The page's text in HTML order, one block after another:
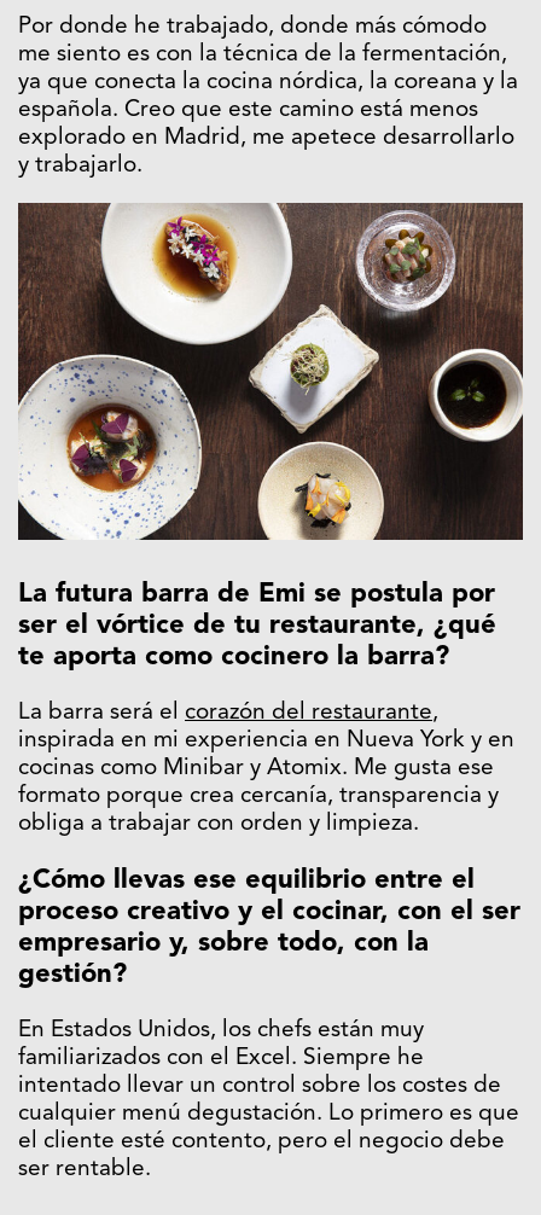
Por donde he trabajado, donde más cómodo
me siento es con la técnica de la fermentación,
ya que conecta la cocina nórdica, la coreana y la
española. Creo que este camino está menos
explorado en Madrid, me apetece desarrollarlo
y trabajarlo.
La futura barra de Emi se postula por
ser el vórtice de tu restaurante, ¿qué
te aporta como cocinero la barra?
La barra será el corazón del restaurante,
inspirada en mi experiencia en Nueva York y en
cocinas como Minibar y Atomix. Me gusta ese
formato porque crea cercanía, transparencia y
obliga a trabajar con orden y limpieza.
¿Cómo llevas ese equilibrio entre el
proceso creativo y el cocinar, con el ser
empresario y, sobre todo, con la
gestión?
En Estados Unidos, los chefs están muy
familiarizados con el Excel. Siempre he
intentado llevar un control sobre los costes de
cualquier menú degustación. Lo primero es que
el cliente esté contento, pero el negocio debe
ser rentable.